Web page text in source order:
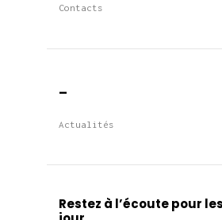
Contacts
_
Actualités
Restez à l’écoute pour